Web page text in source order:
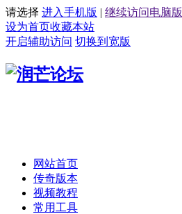
请选择 进入手机版 | 继续访问电脑版
设为首页收藏本站
开启辅助访问 切换到宽版
网站首页
传奇版本
视频教程
常用工具